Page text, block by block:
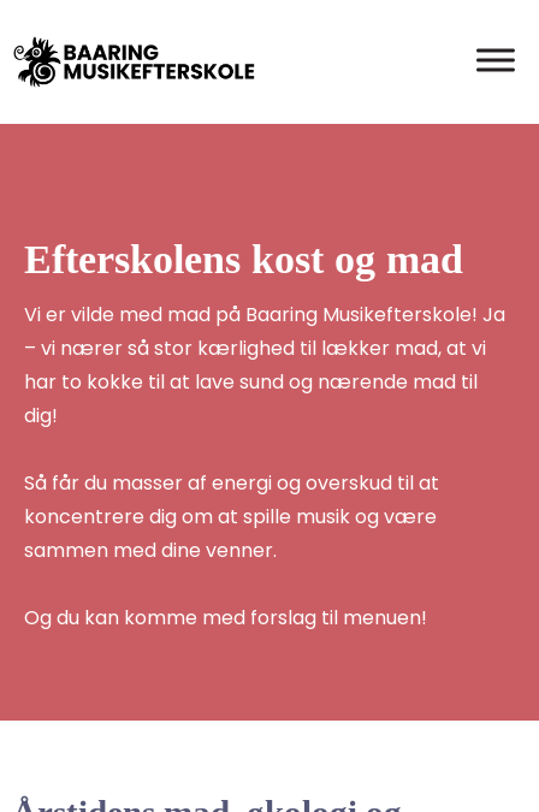
Efterskolens kost og mad
Vi er vilde med mad på Baaring Musikefterskole! Ja
– vi nærer så stor kærlighed til lækker mad, at vi
har to kokke til at lave sund og nærende mad til
dig!
Så får du masser af energi og overskud til at
koncentrere dig om at spille musik og være
sammen med dine venner.
Og du kan komme med forslag til menuen!